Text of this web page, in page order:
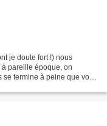
je doute fort !) nous
pareille époque, on
termine à peine que voilà